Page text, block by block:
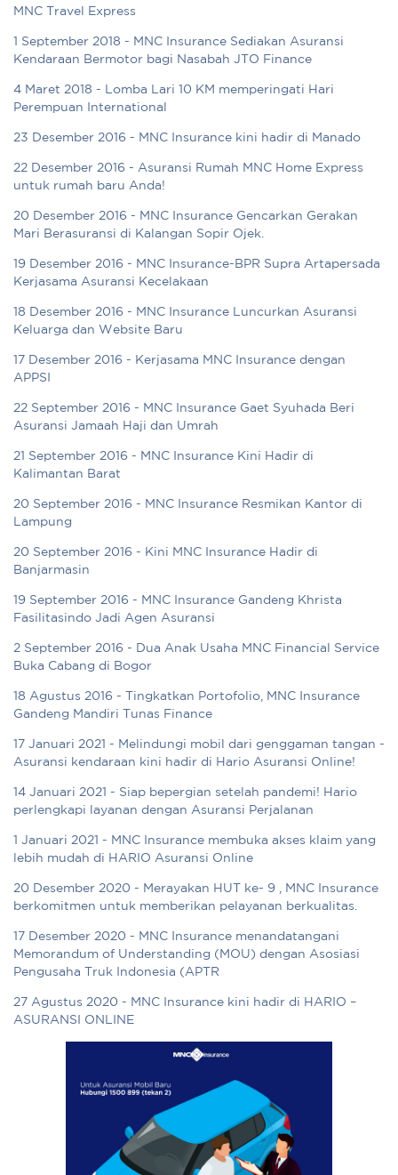
MNC Travel Express
1 September 2018 - MNC Insurance Sediakan Asuransi
Kendaraan Bermotor bagi Nasabah JTO Finance
4 Maret 2018 - Lomba Lari 10 KM memperingati Hari
Perempuan International
23 Desember 2016 - MNC Insurance kini hadir di Manado
22 Desember 2016 - Asuransi Rumah MNC Home Express
untuk rumah baru Anda!
20 Desember 2016 - MNC Insurance Gencarkan Gerakan
Mari Berasuransi di Kalangan Sopir Ojek.
19 Desember 2016 - MNC Insurance-BPR Supra Artapersada
Kerjasama Asuransi Kecelakaan
18 Desember 2016 - MNC Insurance Luncurkan Asuransi
Keluarga dan Website Baru
17 Desember 2016 - Kerjasama MNC Insurance dengan
APPSI
22 September 2016 - MNC Insurance Gaet Syuhada Beri
Asuransi Jamaah Haji dan Umrah
21 September 2016 - MNC Insurance Kini Hadir di
Kalimantan Barat
20 September 2016 - MNC Insurance Resmikan Kantor di
Lampung
20 September 2016 - Kini MNC Insurance Hadir di
Banjarmasin
19 September 2016 - MNC Insurance Gandeng Khrista
Fasilitasindo Jadi Agen Asuransi
2 September 2016 - Dua Anak Usaha MNC Financial Service
Buka Cabang di Bogor
18 Agustus 2016 - Tingkatkan Portofolio, MNC Insurance
Gandeng Mandiri Tunas Finance
17 Januari 2021 - Melindungi mobil dari genggaman tangan -
Asuransi kendaraan kini hadir di Hario Asuransi Online!
14 Januari 2021 - Siap bepergian setelah pandemi! Hario
perlengkapi layanan dengan Asuransi Perjalanan
1 Januari 2021 - MNC Insurance membuka akses klaim yang
lebih mudah di HARIO Asuransi Online
20 Desember 2020 - Merayakan HUT ke- 9 , MNC Insurance
berkomitmen untuk memberikan pelayanan berkualitas.
17 Desember 2020 - MNC Insurance menandatangani
Memorandum of Understanding (MOU) dengan Asosiasi
Pengusaha Truk Indonesia (APTR
27 Agustus 2020 - MNC Insurance kini hadir di HARIO –
ASURANSI ONLINE